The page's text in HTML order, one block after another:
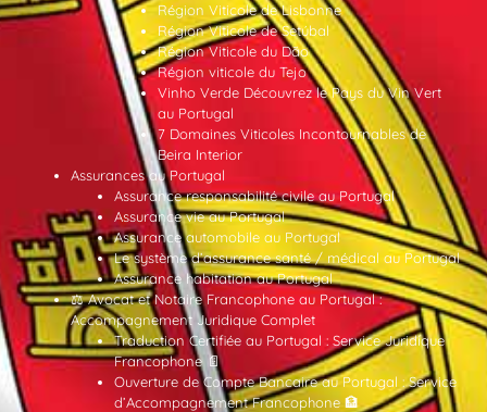
Région Viticole de Lisbonne
Région Viticole de Setúbal
Région Viticole du Dão
Région viticole du Tejo
Vinho Verde Découvrez le Pays du Vin Vert
au Portugal
7 Domaines Viticoles Incontournables de
Beira Interior
Assurances au Portugal
Assurance responsabilité civile au Portugal
Assurance vie au Portugal
Assurance automobile au Portugal
Le système d’assurance santé / médical au Portugal
Assurance habitation au Portugal
⚖️ Avocat et Notaire Francophone au Portugal :
Accompagnement Juridique Complet
Traduction Certifiée au Portugal : Service Juridique
Francophone 📄
Ouverture de Compte Bancaire au Portugal : Service
d’Accompagnement Francophone 🏦